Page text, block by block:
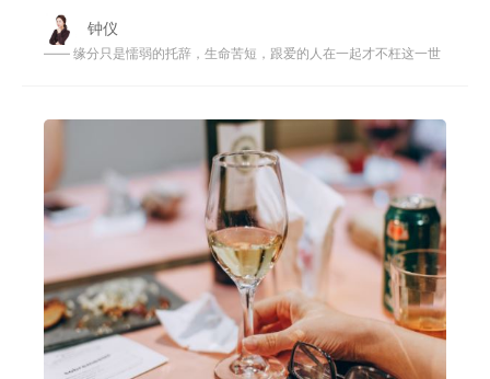
钟仪
—— 缘分只是懦弱的托辞，生命苦短，跟爱的人在一起才不枉这一世